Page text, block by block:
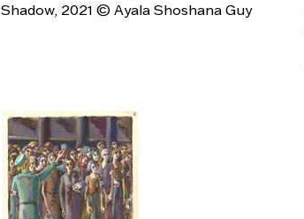
Shadow, 2021 © Ayala Shoshana Guy